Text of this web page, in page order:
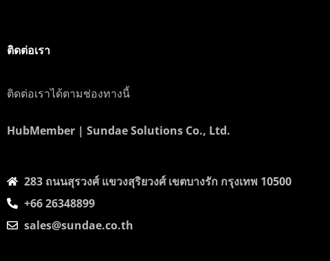
ติดต่อเรา
ติดต่อเราได้ตามช่องทางนี้
HubMember | Sundae Solutions Co., Ltd.
283 ถนนสุรวงศ์​ แขวงสุริยวงศ์​ เขตบางรัก กรุงเทพ 10500
+66 26348899
sales@sundae.co.th